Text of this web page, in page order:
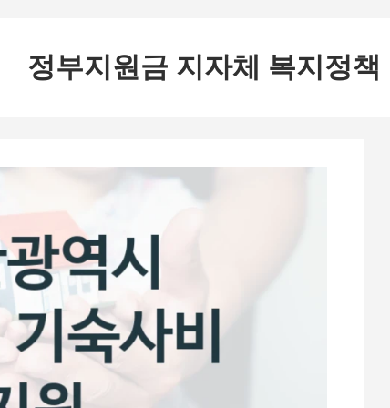
정부지원금 지자체 복지정책